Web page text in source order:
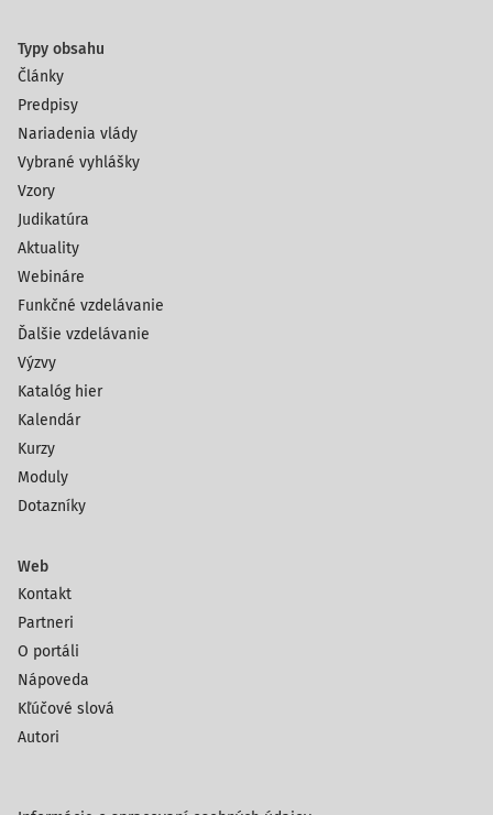
Typy obsahu
Články
Predpisy
Nariadenia vlády
Vybrané vyhlášky
Vzory
Judikatúra
Aktuality
Webináre
Funkčné vzdelávanie
Ďalšie vzdelávanie
Výzvy
Katalóg hier
Kalendár
Kurzy
Moduly
Dotazníky
Web
Kontakt
Partneri
O portáli
Nápoveda
Kľúčové slová
Autori